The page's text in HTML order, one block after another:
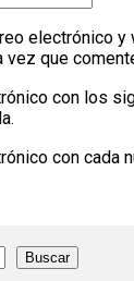
electrónico
vez que
con los
con cada
Buscar